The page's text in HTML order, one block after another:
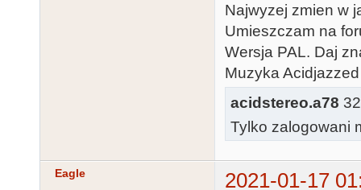
Najwyzej zmien w
Umieszczam na
Wersja PAL. Daj
Muzyka
acidstereo.a78
Tylko zalogowani
Eagle 2021-01-17